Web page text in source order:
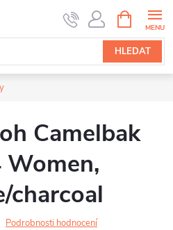
HLEDAT
NÁKUPNÍ
KOŠÍK
Camelbak
Women,
charcoal
Podrobnosti hodnocení